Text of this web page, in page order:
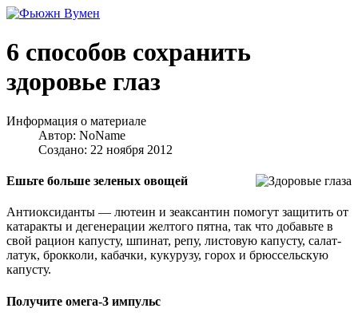
6 способов сохранить
здоровье глаз
Информация о материале
Автор: NoName
Создано: 22 ноября 2012
Ешьте больше зеленых овощей
Антиоксиданты — лютеин и зеаксантин помогут защитить от
катаракты и дегенерации желтого пятна, так что добавьте в
свой рацион капусту, шпинат, репу, листовую капусту, салат-
латук, брокколи, кабачки, кукурузу, горох и брюссельскую
капусту.
Получите омега-3 импульс